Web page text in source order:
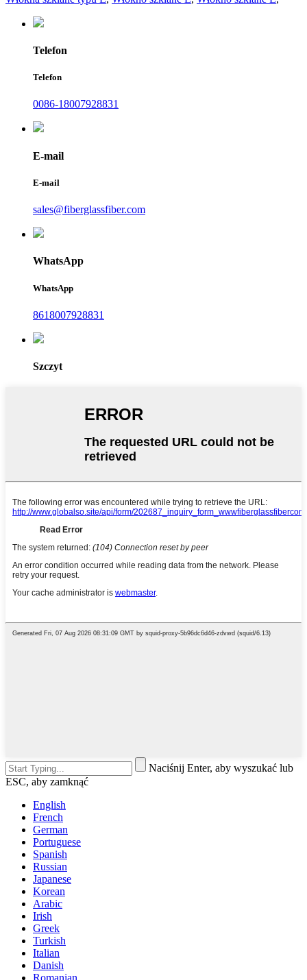
Telefon
Telefon
0086-18007928831
E-mail
E-mail
sales@fiberglassfiber.com
WhatsApp
WhatsApp
8618007928831
Szczyt
Naciśnij Enter, aby wyszukać lub
ESC, aby zamknąć
English
French
German
Portuguese
Spanish
Russian
Japanese
Korean
Arabic
Irish
Greek
Turkish
Italian
Danish